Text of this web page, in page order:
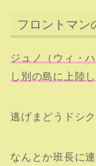
フロントマン
ジュノ（ウィ・
し別の島に上陸し
逃げまどうドシ
なんとか班長に